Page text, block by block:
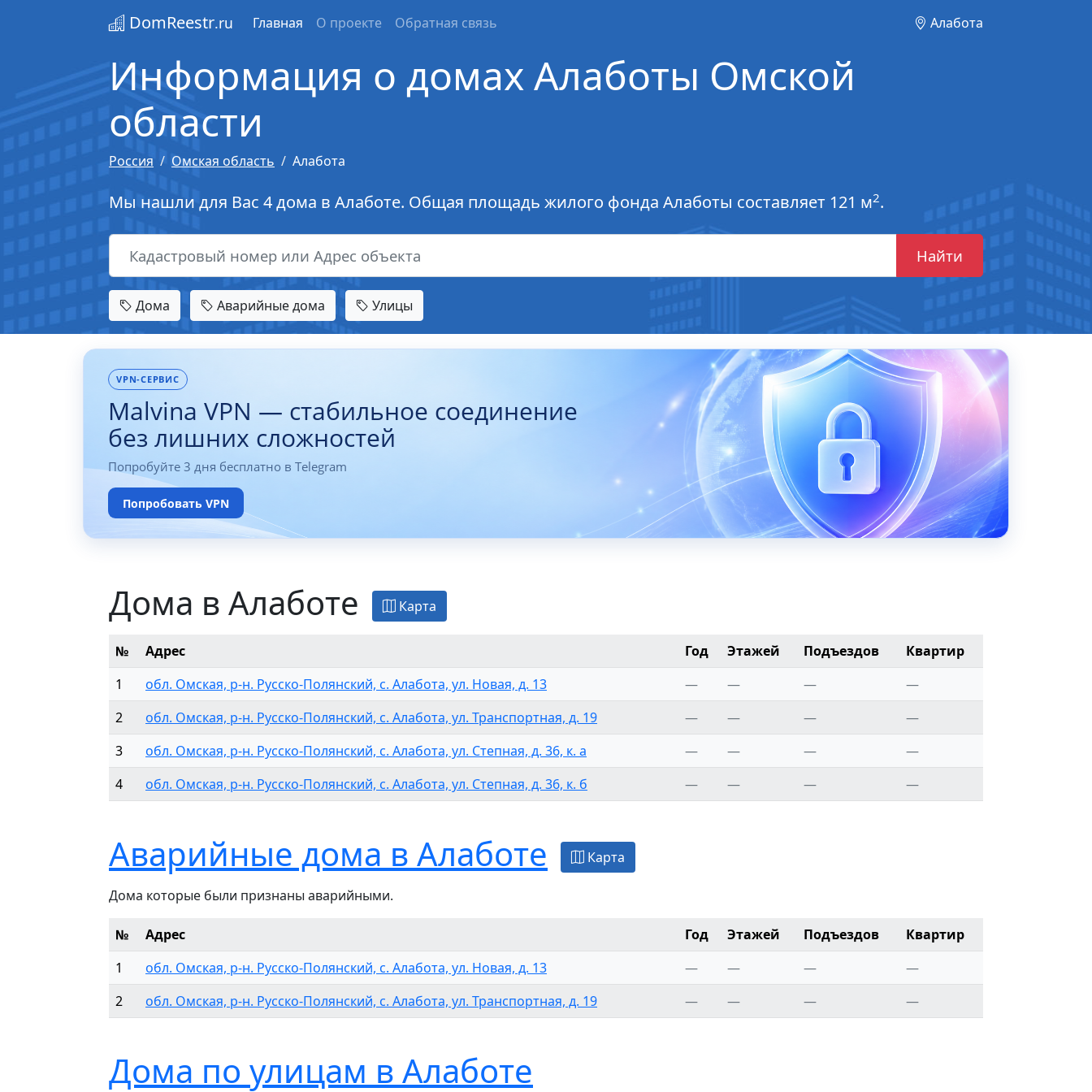
DomReestr.ru Главная О проекте Обратная связь Алабота
Информация о домах Алаботы Омской
области
Россия Омская область Алабота
Мы нашли для Вас 4 дома в Алаботе. Общая площадь жилого фонда Алаботы составляет 121 м2.
Найти
Дома Аварийные дома Улицы
VPN-СЕРВИС
Malvina VPN — стабильное соединение
без лишних сложностей
Попробуйте 3 дня бесплатно в Telegram
Попробовать VPN
Дома в Алаботе Карта
№ Адрес Год Этажей Подъездов
Квартир
1
обл. Омская, р-н. Русско-Полянский, с. Алабота, ул. Новая, д. 13 — — —
—
2
обл. Омская, р-н. Русско-Полянский, с. Алабота, ул. Транспортная, д. 19 — — —
—
3
обл. Омская, р-н. Русско-Полянский, с. Алабота, ул. Степная, д. 36, к. а — — —
—
4
обл. Омская, р-н. Русско-Полянский, с. Алабота, ул. Степная, д. 36, к. б — — — —
Аварийные дома в Алаботе Карта
Дома которые были признаны аварийными.
№ Адрес Год Этажей Подъездов
Квартир
1
обл. Омская, р-н. Русско-Полянский, с. Алабота, ул. Новая, д. 13 — — —
—
2
обл. Омская, р-н. Русско-Полянский, с. Алабота, ул. Транспортная, д. 19 — — — —
Дома по улицам в Алаботе